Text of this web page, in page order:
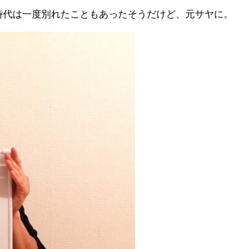
は一度別れたこともあったそうだけど、元サヤに。